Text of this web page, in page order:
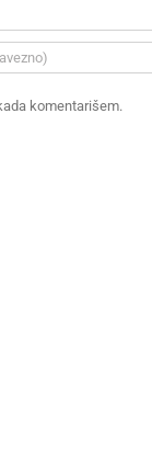
komentarišem.